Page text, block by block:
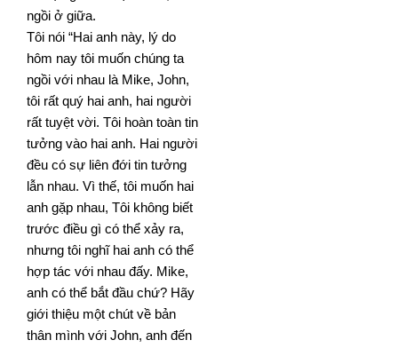
ngồi ở giữa.
Tôi nói “Hai anh này, lý do
hôm nay tôi muốn chúng ta
ngồi với nhau là Mike, John,
tôi rất quý hai anh, hai người
rất tuyệt vời. Tôi hoàn toàn tin
tưởng vào hai anh. Hai người
đều có sự liên đới tin tưởng
lẫn nhau. Vì thế, tôi muốn hai
anh gặp nhau, Tôi không biết
trước điều gì có thể xảy ra,
nhưng tôi nghĩ hai anh có thể
hợp tác với nhau đấy. Mike,
anh có thể bắt đầu chứ? Hãy
giới thiệu một chút về bản
thân mình với John, anh đến